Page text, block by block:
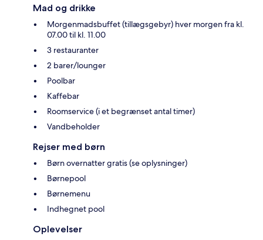
Mad og drikke
Morgenmadsbuffet (tillægsgebyr) hver morgen fra kl.
07.00 til kl. 11.00
3 restauranter
2 barer/lounger
Poolbar
Kaffebar
Roomservice (i et begrænset antal timer)
Vandbeholder
Rejser med børn
Børn overnatter gratis (se oplysninger)
Børnepool
Børnemenu
Indhegnet pool
Oplevelser